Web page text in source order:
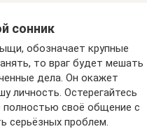
сонник
обозначает крупные
то враг будет мешать
дела. Он окажет
личность. Остерегайтесь
полностью своё общение с
серьёзных проблем.